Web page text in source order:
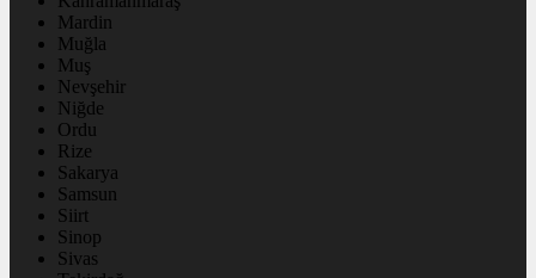
Mardin
Muğla
Muş
Nevşehir
Niğde
Ordu
Rize
Sakarya
Samsun
Siirt
Sinop
Sivas